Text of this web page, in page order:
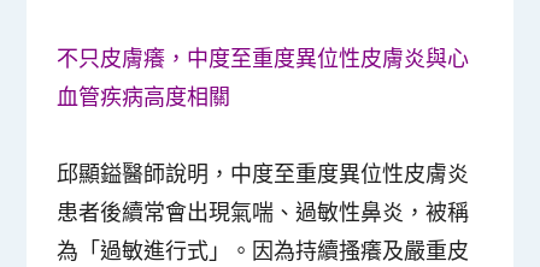
不只皮膚癢，中度至重度異位性皮膚炎與心
血管疾病高度相關
邱顯鎰醫師說明，中度至重度異位性皮膚炎
患者後續常會出現氣喘、過敏性鼻炎，被稱
為「過敏進行式」。因為持續搔癢及嚴重皮